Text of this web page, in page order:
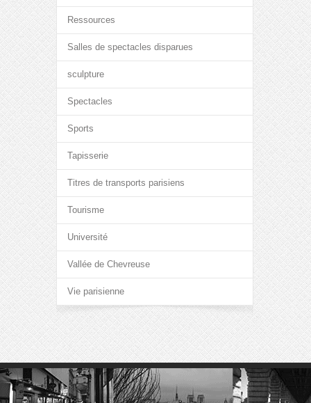
Ressources
Salles de spectacles disparues
sculpture
Spectacles
Sports
Tapisserie
Titres de transports parisiens
Tourisme
Université
Vallée de Chevreuse
Vie parisienne